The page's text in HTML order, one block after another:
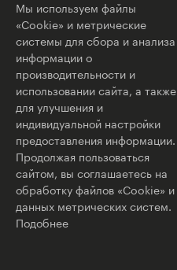
Мы используем файлы
«Cookie» и метрические
системы для сбора и анализа
информации о
производительности и
использовании сайта, а также
для улучшения и
индивидуальной настройки
предоставления информации.
Продолжая пользоваться
сайтом, вы соглашаетесь на
обработку файлов «Cookie» и
данных метрических систем.
Подобнее